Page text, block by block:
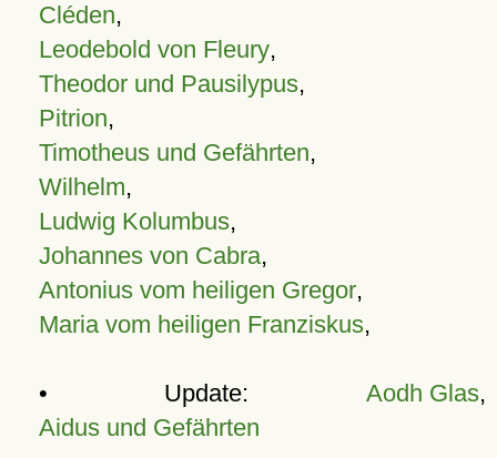
Cléden,
Leodebold von Fleury,
Theodor und Pausilypus,
Pitrion,
Timotheus und Gefährten,
Wilhelm,
Ludwig Kolumbus,
Johannes von Cabra,
Antonius vom heiligen Gregor,
Maria vom heiligen Franziskus,
• Update: Aodh Glas,
Aidus und Gefährten